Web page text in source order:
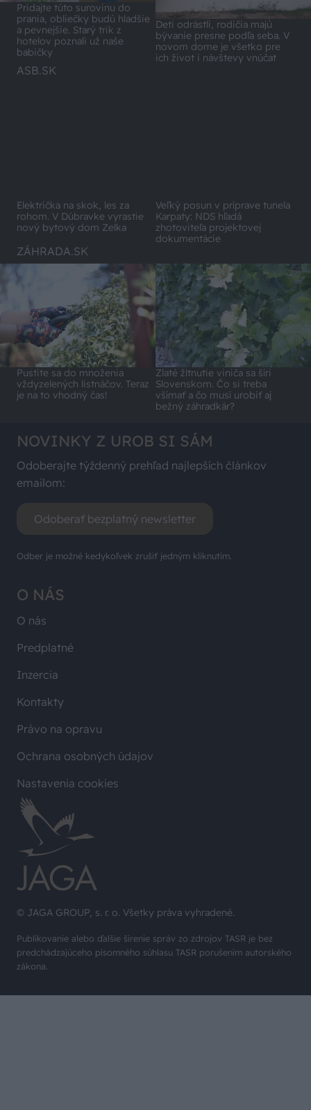
Pridajte túto surovinu do
prania, obliečky budú hladšie
a pevnejšie. Starý trik z
hotelov poznali už naše
babičky
Deti odrástli, rodičia majú
bývanie presne podľa seba. V
novom dome je všetko pre
ich život i návštevy vnúčat
ASB.SK
Električka na skok, les za
rohom. V Dúbravke vyrastie
nový bytový dom Zelka
Veľký posun v príprave tunela
Karpaty: NDS hľadá
zhotoviteľa projektovej
dokumentácie
ZÁHRADA.SK
Pustite sa do množenia
vždyzelených listnáčov. Teraz
je na to vhodný čas!
Zlaté žltnutie viniča sa šíri
Slovenskom. Čo si treba
všímať a čo musí urobiť aj
bežný záhradkár?
© JAGA GROUP, s. r. o. Všetky práva vyhradené.
Publikovanie alebo ďalšie šírenie správ zo zdrojov TASR je bez
predchádzajúceho písomného súhlasu TASR porušením autorského
zákona.
O NÁS
O nás
Predplatné
Inzercia
Kontakty
Právo na opravu
Ochrana osobných údajov
Nastavenia cookies
NOVINKY Z UROB SI SÁM
Odoberajte týždenný prehľad najlepších článkov
emailom:
Odoberať bezplatný newsletter
Odber je možné kedykoľvek zrušiť jedným kliknutím.